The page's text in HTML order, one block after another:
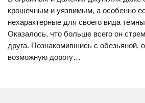
крошечным и уязвимым, а особенно
нехарактерные для своего вида
Оказалось, что больше всего он
друга. Познакомившись с обезьяной,
возможную дорогу…